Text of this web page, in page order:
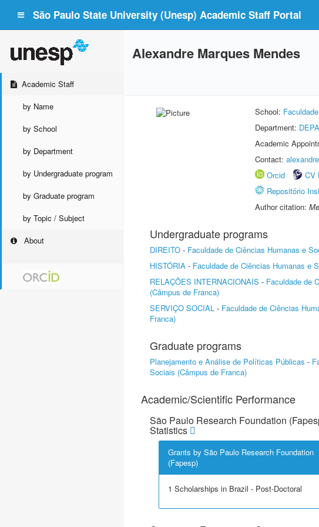
São Paulo State University (Unesp) Academic Staff Portal
Academic Staff
by Name
by School
by Department
by Undergraduate program
by Graduate program
by Topic / Subject
About
Alexandre Marques Mendes
School:
Department:
Academic
Contact:
Orcid
CV
Repositório
Author citation:
Undergraduate programs
DIREITO - Faculdade de Ciências Humanas e
HISTÓRIA - Faculdade de Ciências Humanas e
RELAÇÕES INTERNACIONAIS - Faculdade de
(Câmpus de Franca)
SERVIÇO SOCIAL - Faculdade de Ciências
Franca)
Graduate programs
Planejamento e Análise de Políticas Públicas -
Sociais (Câmpus de Franca)
Academic/Scientific Performance
São Paulo Research Foundation
Statistics
Grants by São Paulo Research Foundation
(Fapesp)
1 Scholarships in Brazil - Post-Doctoral